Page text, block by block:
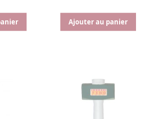
Ajouter au panier